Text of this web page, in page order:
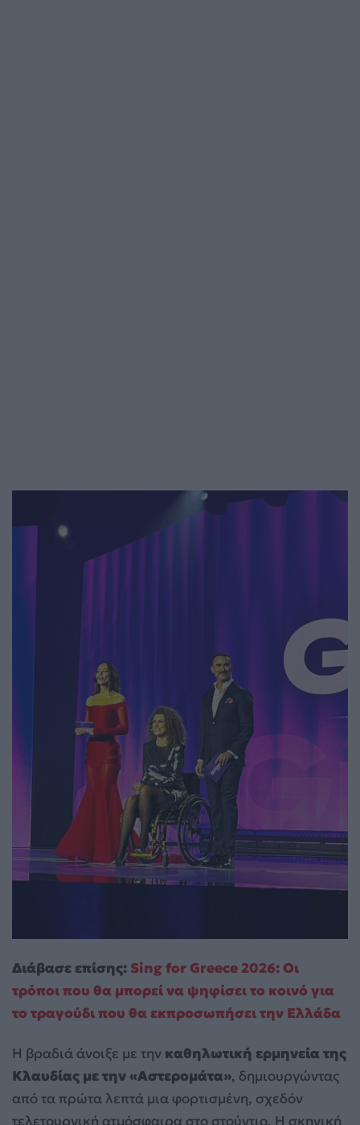
Διάβασε επίσης: Sing for Greece 2026: Οι
τρόποι που θα μπορεί να ψηφίσει το κοινό για
το τραγούδι που θα εκπροσωπήσει την Ελλάδα
Η βραδιά άνοιξε με την καθηλωτική ερμηνεία της
Κλαυδίας με την «Αστερομάτα», δημιουργώντας
από τα πρώτα λεπτά μια φορτισμένη, σχεδόν
τελετουργική ατμόσφαιρα στο στούντιο. Η σκηνική